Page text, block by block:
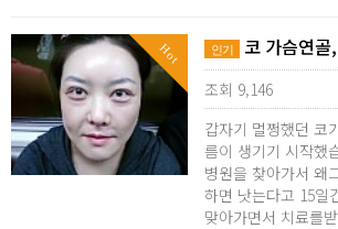
Hot 인기 코 가슴연골
조회 9,146
갑자기 멀쩡했던 코
름이 생기기 시작했
병원을 찾아가서 왜
하면 낫는다고 15일
맞아가면서 치료를